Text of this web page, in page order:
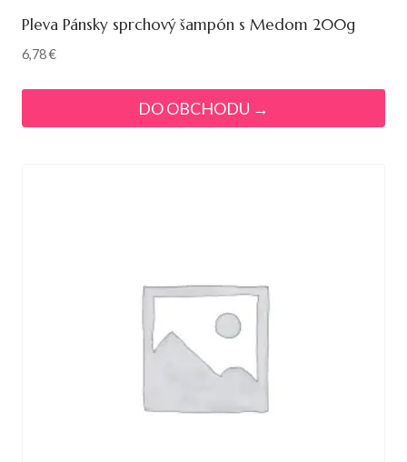
Pleva Pánsky sprchový šampón s Medom 200g
6,78€
DO OBCHODU →